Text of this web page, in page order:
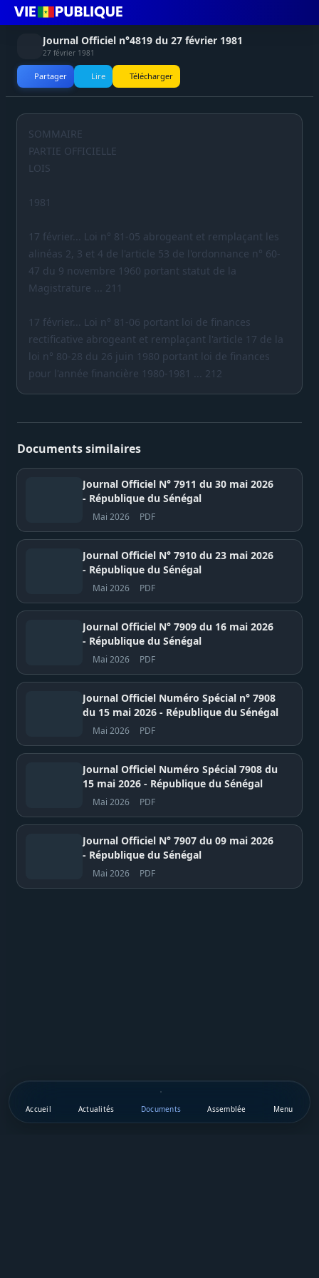
Journal Officiel n°4819 du 27 février 1981
27 février 1981
Partager Lire Télécharger
SOMMAIRE
PARTIE OFFICIELLE
LOIS
1981
17 février... Loi n° 81-05 abrogeant et remplaçant les
alinéas 2, 3 et 4 de l'article 53 de l'ordonnance n° 60-
47 du 9 novembre 1960 portant statut de la
Magistrature ... 211
17 février... Loi n° 81-06 portant loi de finances
rectificative abrogeant et remplaçant l'article 17 de la
loi n° 80-28 du 26 juin 1980 portant loi de finances
pour l'année financière 1980-1981 ... 212
Documents similaires
Journal Officiel N° 7911 du 30 mai 2026
- République du Sénégal
Mai 2026 PDF
Journal Officiel N° 7910 du 23 mai 2026
- République du Sénégal
Mai 2026 PDF
Journal Officiel N° 7909 du 16 mai 2026
- République du Sénégal
Mai 2026 PDF
Journal Officiel Numéro Spécial n° 7908
du 15 mai 2026 - République du Sénégal
Mai 2026 PDF
Journal Officiel Numéro Spécial 7908 du
15 mai 2026 - République du Sénégal
Mai 2026 PDF
Journal Officiel N° 7907 du 09 mai 2026
- République du Sénégal
Mai 2026 PDF
Accueil Actualités Documents Assemblée Menu